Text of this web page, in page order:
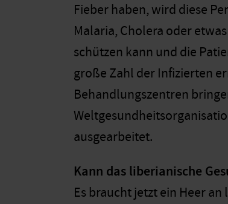
Fieber haben, wird diese
Malaria, Cholera oder
schützen kann und die
große Zahl der Infizierten
Behandlungszentren
ausgearbeitet.
Kann das liberianische
Es braucht jetzt ein Heer